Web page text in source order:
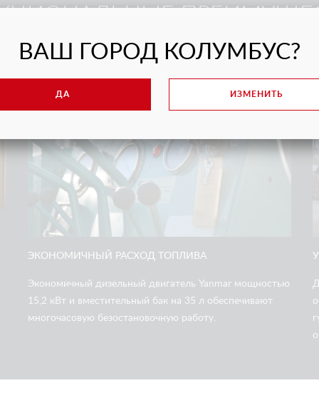
2
ЭКОНОМИЧНЫЙ РАСХОД ТОПЛИВА
Экономичный дизельный двигатель Yanmar мощностью
15,2 кВт и вместительный бак на 35 л обеспечивают
многочасовую безостановочную работу.
ВАШ ГОРОД КОЛУМБУС?
ДА ИЗМЕНИТЬ